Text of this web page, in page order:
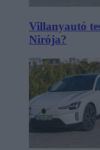
Villanyautó
Nirója?